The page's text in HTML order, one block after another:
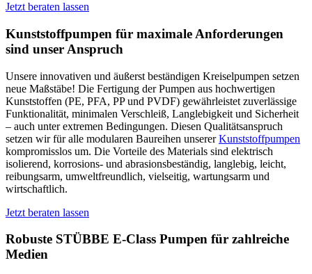
Jetzt beraten lassen
Kunststoffpumpen für maximale Anforderungen
sind unser Anspruch
Unsere innovativen und äußerst beständigen Kreiselpumpen setzen
neue Maßstäbe! Die Fertigung der Pumpen aus hochwertigen
Kunststoffen (PE, PFA, PP und PVDF) gewährleistet zuverlässige
Funktionalität, minimalen Verschleiß, Langlebigkeit und Sicherheit
– auch unter extremen Bedingungen. Diesen Qualitätsanspruch
setzen wir für alle modularen Baureihen unsererKunststoffpumpen
kompromisslos um. Die Vorteile des Materials sind elektrisch
isolierend, korrosions- und abrasionsbeständig, langlebig, leicht,
reibungsarm, umweltfreundlich, vielseitig, wartungsarm und
wirtschaftlich.
Jetzt beraten lassen
Robuste STÜBBE E-Class Pumpen für zahlreiche
Medien